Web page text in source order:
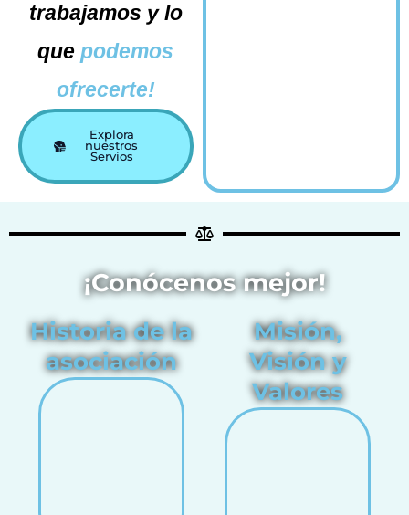
trabajamos y lo
quepodemos
ofrecerte!
Explora
nuestros
Servios
¡Conócenos mejor!
Historia de la
asociación
Misión,
Visión y
Valores